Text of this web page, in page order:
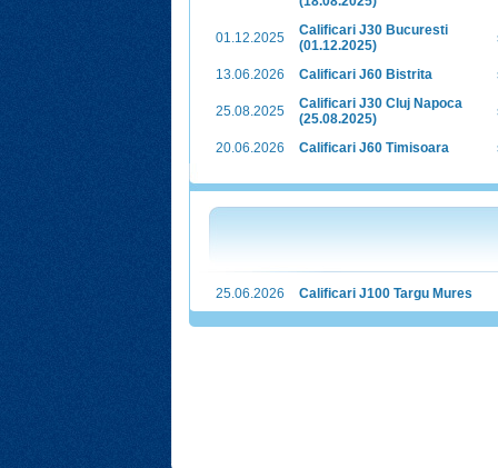
01.12.2025
Calificari J30 Bucuresti
(01.12.2025)
13.06.2026 Calificari J60 Bistrita
25.08.2025
Calificari J30 Cluj Napoca
(25.08.2025)
20.06.2026 Calificari J60 Timisoara
25.06.2026 Calificari J100 Targu Mures